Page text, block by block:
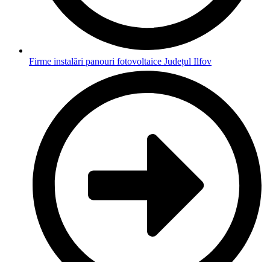
Firme instalări panouri fotovoltaice Județul Ilfov